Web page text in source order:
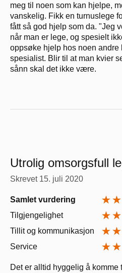
meg til noen som kan hjelpe,
vanskelig. Fikk en turnuslege
fått så god hjelp som da. "Jeg
når man er lege, og spesielt
oppsøke hjelp hos noen andre
spesialist. Blir til at man kvier
sånn skal det ikke være.
Utrolig omsorgsfull
Skrevet 15. juli 2020
Samlet vurdering
Tilgjengelighet
Tillit og kommunikasjon
Service
Det er alltid hyggelig å komme